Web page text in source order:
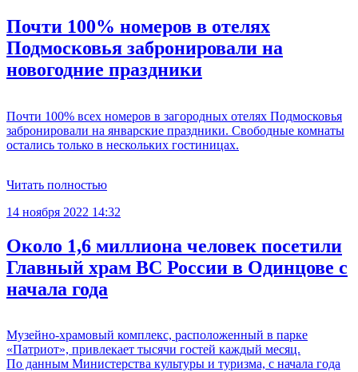
Почти 100% номеров в отелях
Подмосковья забронировали на
новогодние праздники
Почти 100% всех номеров в загородных отелях Подмосковья
забронировали на январские праздники. Свободные комнаты
остались только в нескольких гостиницах.
Читать полностью
14 ноября 2022 14:32
Около 1,6 миллиона человек посетили
Главный храм ВС России в Одинцове с
начала года
Музейно-храмовый комплекс, расположенный в парке
«Патриот», привлекает тысячи гостей каждый месяц.
По данным Министерства культуры и туризма, с начала года